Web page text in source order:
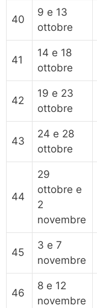
40
9 e 13
ottobre
41
14 e 18
ottobre
42
19 e 23
ottobre
43
24 e 28
ottobre
44
29
ottobre e
2
novembre
45
3 e 7
novembre
46
8 e 12
novembre